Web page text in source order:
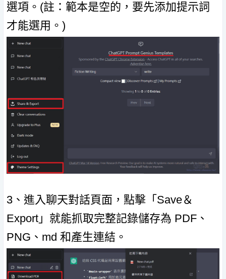
選項。(註：範本是空的，要先添加提示詞
才能選用。)
3、進入聊天對話頁面，點擊「Save＆
Export」就能抓取完整記錄儲存為 PDF、
PNG、md 和產生連結。